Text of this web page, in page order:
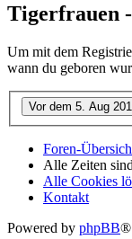
Tigerfrauen
Um mit dem
wann du geboren
Foren-
Alle Zeiten
Alle Cookies
Kontakt
Powered by phpBB®